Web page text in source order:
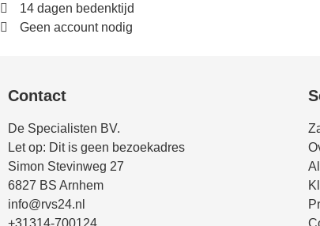
14 dagen bedenktijd
Geen account nodig
Contact
De Specialisten BV.
Let op: Dit is geen bezoekadres
Simon Stevinweg 27
6827 BS Arnhem
info@rvs24.nl
+31314-700124